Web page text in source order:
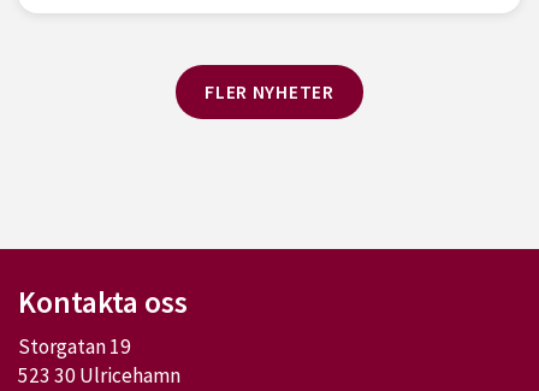
FLER NYHETER
Kontakta oss
Storgatan 19
523 30 Ulricehamn